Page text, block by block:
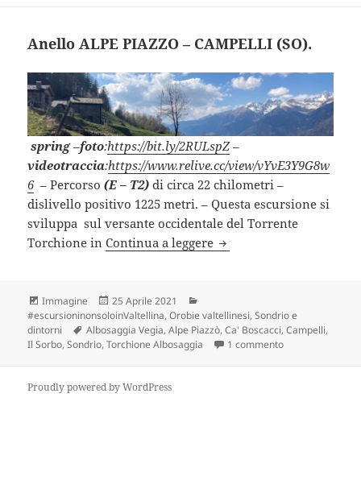
Anello ALPE PIAZZO – CAMPELLI (SO).
spring –foto:https://bit.ly/2RULspZ–
videotraccia:https://www.relive.cc/view/vYvE3Y9G8w
6 – Percorso(E – T2)di circa 22 chilometri –
dislivello positivo 1225 metri. – Questa escursione si
sviluppa sul versante occidentale del Torrente
Torchione inContinua a leggere Anello ALPE PIAZZO –
Formato
Immagine
Scritto
il
25 Aprile 2021
#escursioninonsoloinValtellina,Orobie valtellinesi,Sondrio e
dintorni
Tag
Albosaggia Vegia,Alpe Piazzò,Ca' Boscacci,Campelli,
Il Sorbo,Sondrio,Torchione Albosaggia 1 commentosu Anello ALPE
Proudly powered by WordPress